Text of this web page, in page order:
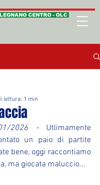
CENTRO - OLC
lettura: 1 min
2026 - Utlimamente
un paio di partite
bene, oggi raccontiamo
ma giocata maluccio...